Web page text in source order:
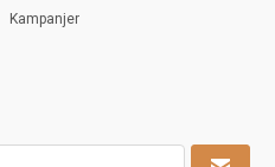
Kampanjer